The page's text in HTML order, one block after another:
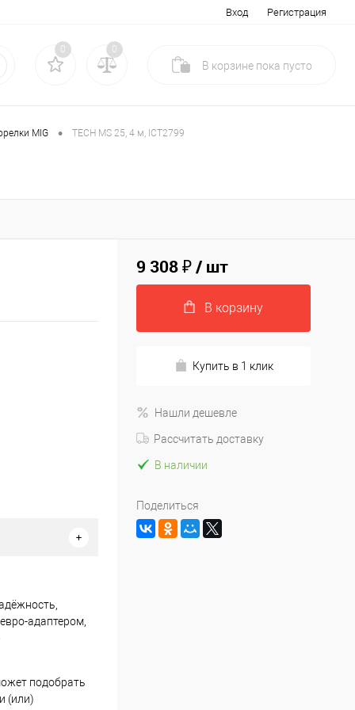
Вход Регистрация
0 0
В корзине пока пусто
MIG • TECH MS 25, 4 м, ICT2799
адаптером,
подобрать
(или)
9 308 ₽/ шт
В корзину
Купить в 1 клик
Нашли дешевле
Рассчитать доставку
В наличии
Поделиться